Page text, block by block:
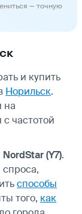
— точную
и купить
Норильск.
на
частотой
NordStar (Y7).
способы
того, как